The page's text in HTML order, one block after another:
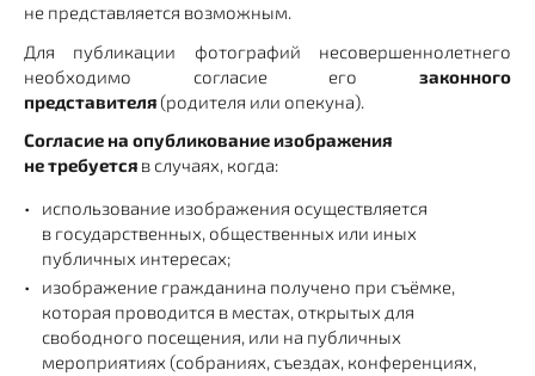
не представляется возможным.
Для публикации фотографий несовершеннолетнего
необходимо согласие его законного
представителя (родителя или опекуна).
Согласие на опубликование изображения
не требуется в случаях, когда:
использование изображения осуществляется
в государственных, общественных или иных
публичных интересах;
изображение гражданина получено при съёмке,
которая проводится в местах, открытых для
свободного посещения, или на публичных
мероприятиях (собраниях, съездах, конференциях,